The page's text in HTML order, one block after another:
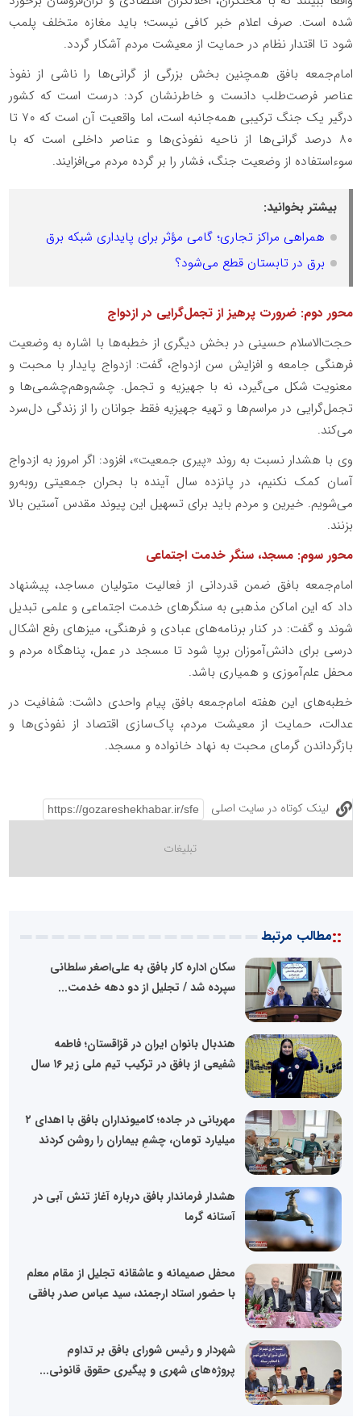
شده است. صرف اعلام خبر کافی نیست؛ باید مغازه متخلف پلمب
شود تا اقتدار نظام در حمایت از معیشت مردم آشکار گردد.
امام‌جمعه بافق همچنین بخش بزرگی از گرانی‌ها را ناشی از نفوذ
عناصر فرصت‌طلب دانست و خاطرنشان کرد: درست است که کشور
درگیر یک جنگ ترکیبی همه‌جانبه است، اما واقعیت آن است که ۷۰ تا
۸۰ درصد گرانی‌ها از ناحیه نفوذی‌ها و عناصر داخلی است که با
سوءاستفاده از وضعیت جنگ، فشار را بر گرده مردم می‌افزایند.
بیشتر بخوانید:
همراهی مراکز تجاری؛ گامی مؤثر برای پایداری شبکه برق
برق در تابستان قطع می‌شود؟
محور دوم: ضرورت پرهیز از تجمل‌گرایی در ازدواج
حجت‌الاسلام حسینی در بخش دیگری از خطبه‌ها با اشاره به وضعیت
فرهنگی جامعه و افزایش سن ازدواج، گفت: ازدواج پایدار با محبت و
معنویت شکل می‌گیرد، نه با جهیزیه و تجمل. چشم‌وهم‌چشمی‌ها و
تجمل‌گرایی در مراسم‌ها و تهیه جهیزیه فقط جوانان را از زندگی دل‌سرد
می‌کند.
وی با هشدار نسبت به روند «پیری جمعیت»، افزود: اگر امروز به ازدواج
آسان کمک نکنیم، در پانزده سال آینده با بحران جمعیتی روبه‌رو
می‌شویم. خیرین و مردم باید برای تسهیل این پیوند مقدس آستین بالا
بزنند.
محور سوم: مسجد، سنگر خدمت اجتماعی
امام‌جمعه بافق ضمن قدردانی از فعالیت متولیان مساجد، پیشنهاد
داد که این اماکن مذهبی به سنگرهای خدمت اجتماعی و علمی تبدیل
شوند و گفت: در کنار برنامه‌های عبادی و فرهنگی، میزهای رفع اشکال
درسی برای دانش‌آموزان برپا شود تا مسجد در عمل، پناهگاه مردم و
محفل علم‌آموزی و همیاری باشد.
خطبه‌های این هفته امام‌جمعه بافق پیام واحدی داشت: شفافیت در
عدالت، حمایت از معیشت مردم، پاک‌سازی اقتصاد از نفوذی‌ها و
بازگرداندن گرمای محبت به نهاد خانواده و مسجد.
لینک کوتاه در سایت اصلی
::مطالب مرتبط
سکان اداره کار بافق به علی‌اصغر سلطانی
سپرده شد / تجلیل از دو دهه خدمت...
هندبال بانوان ایران در قزاقستان؛ فاطمه
شفیعی از بافق در ترکیب تیم ملی زیر ۱۶ سال
مهربانی در جاده؛ کامیونداران بافق با اهدای ۲
میلیارد تومان، چشمِ بیماران را روشن کردند
هشدار فرماندار بافق درباره آغاز تنش آبی در
آستانه گرما
محفل صمیمانه و عاشقانه تجلیل از مقام معلم
با حضور استاد ارجمند، سید عباس صدر بافقی
شهردار و رئیس شورای بافق بر تداوم
پروژه‌های شهری و پیگیری حقوق قانونی...